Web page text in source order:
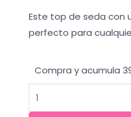
Este top de seda con
perfecto para
Compra y acumula